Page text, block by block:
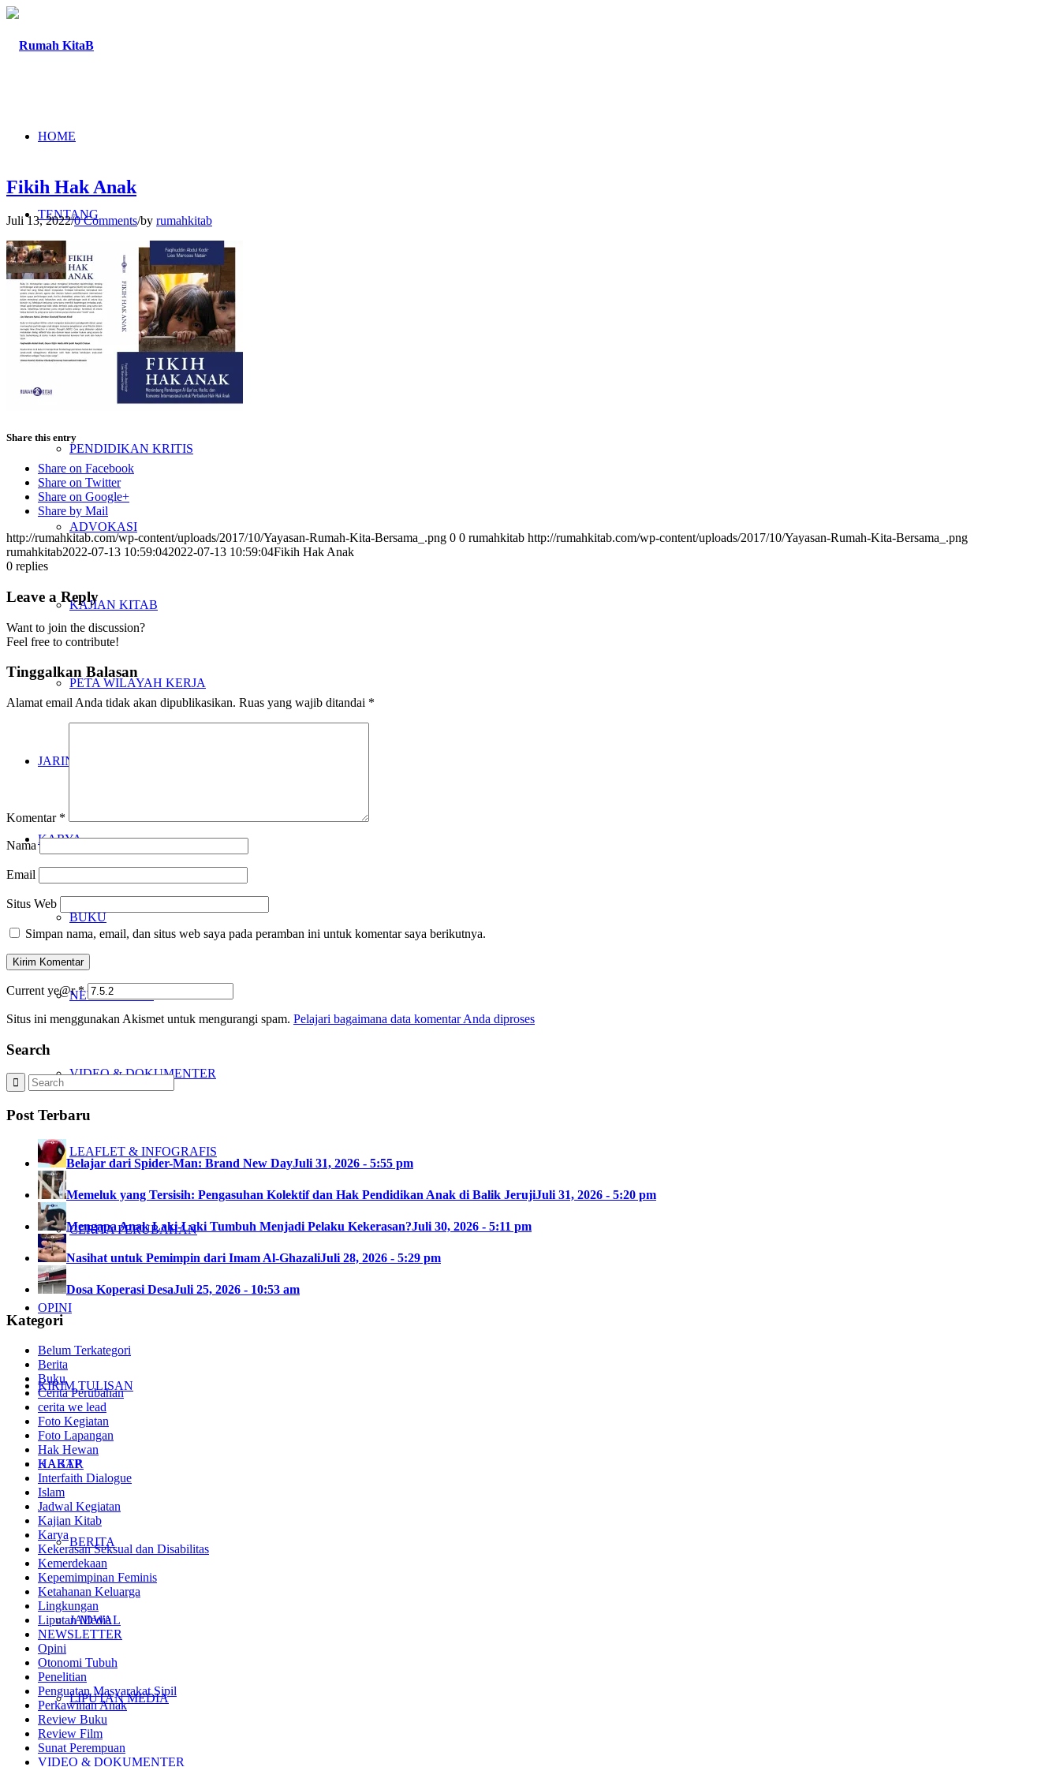
HOME
TENTANG
PROGRAM
PENELITIAN
PENDIDIKAN KRITIS
ADVOKASI
KAJIAN KITAB
PETA WILAYAH KERJA
JARINGAN
KARYA
BUKU
NEWSLETTER
VIDEO & DOKUMENTER
LEAFLET & INFOGRAFIS
CERITA PERUBAHAN
OPINI
KIRIM TULISAN
KABAR
BERITA
JADWAL
LIPUTAN MEDIA
Fikih Hak Anak
Juli 13, 2022/0 Comments/by rumahkitab
Share this entry
Share on Facebook
Share on Twitter
Share on Google+
Share by Mail
http://rumahkitab.com/wp-content/uploads/2017/10/Yayasan-Rumah-Kita-Bersama_.png 0 0 rumahkitab http://rumahkitab.com/wp-content/uploads/2017/10/Yayasan-Rumah-Kita-Bersama_.png
rumahkitab2022-07-13 10:59:042022-07-13 10:59:04Fikih Hak Anak
0 replies
Leave a Reply
Want to join the discussion?
Feel free to contribute!
Tinggalkan Balasan
Alamat email Anda tidak akan dipublikasikan. Ruas yang wajib ditandai *
Komentar *
Nama
Email
Situs Web
Simpan nama, email, dan situs web saya pada peramban ini untuk komentar saya berikutnya.
Current ye@r*
Situs ini menggunakan Akismet untuk mengurangi spam. Pelajari bagaimana data komentar Anda diproses
Search
Post Terbaru
Belajar dari Spider-Man: Brand New DayJuli 31, 2026 - 5:55 pm
Memeluk yang Tersisih: Pengasuhan Kolektif dan Hak Pendidikan Anak di Balik JerujiJuli 31, 2026 - 5:20 pm
Mengapa Anak Laki-Laki Tumbuh Menjadi Pelaku Kekerasan?Juli 30, 2026 - 5:11 pm
Nasihat untuk Pemimpin dari Imam Al-GhazaliJuli 28, 2026 - 5:29 pm
Dosa Koperasi DesaJuli 25, 2026 - 10:53 am
Kategori
Belum Terkategori
Berita
Buku
Cerita Perubahan
cerita we lead
Foto Kegiatan
Foto Lapangan
Hak Hewan
HAKTP
Interfaith Dialogue
Islam
Jadwal Kegiatan
Kajian Kitab
Karya
Kekerasan Seksual dan Disabilitas
Kemerdekaan
Kepemimpinan Feminis
Ketahanan Keluarga
Lingkungan
Liputan Media
NEWSLETTER
Opini
Otonomi Tubuh
Penelitian
Penguatan Masyarakat Sipil
Perkawinan Anak
Review Buku
Review Film
Sunat Perempuan
VIDEO & DOKUMENTER